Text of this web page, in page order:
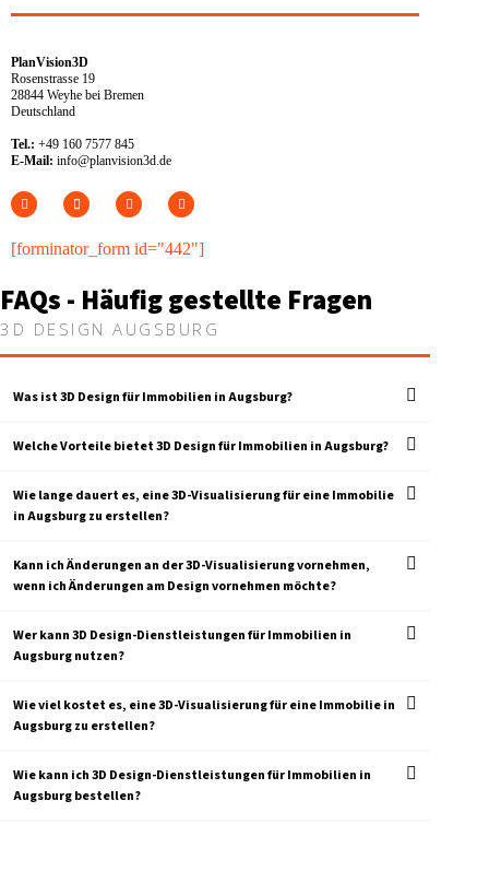
PlanVision3D
Rosenstrasse 19
28844 Weyhe bei Bremen
Deutschland
Tel.: +49 160 7577 845
E-Mail: info@planvision3d.de
[forminator_form id="442"]
FAQs - Häufig gestellte Fragen
3D DESIGN AUGSBURG
Was ist 3D Design für Immobilien in Augsburg?
Welche Vorteile bietet 3D Design für Immobilien in Augsburg?
Wie lange dauert es, eine 3D-Visualisierung für eine Immobilie
in Augsburg zu erstellen?
Kann ich Änderungen an der 3D-Visualisierung vornehmen,
wenn ich Änderungen am Design vornehmen möchte?
Wer kann 3D Design-Dienstleistungen für Immobilien in
Augsburg nutzen?
Wie viel kostet es, eine 3D-Visualisierung für eine Immobilie in
Augsburg zu erstellen?
Wie kann ich 3D Design-Dienstleistungen für Immobilien in
Augsburg bestellen?